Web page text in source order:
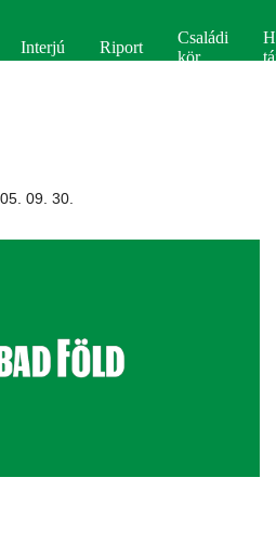
Interjú Riport
Családi
kör
09. 30.